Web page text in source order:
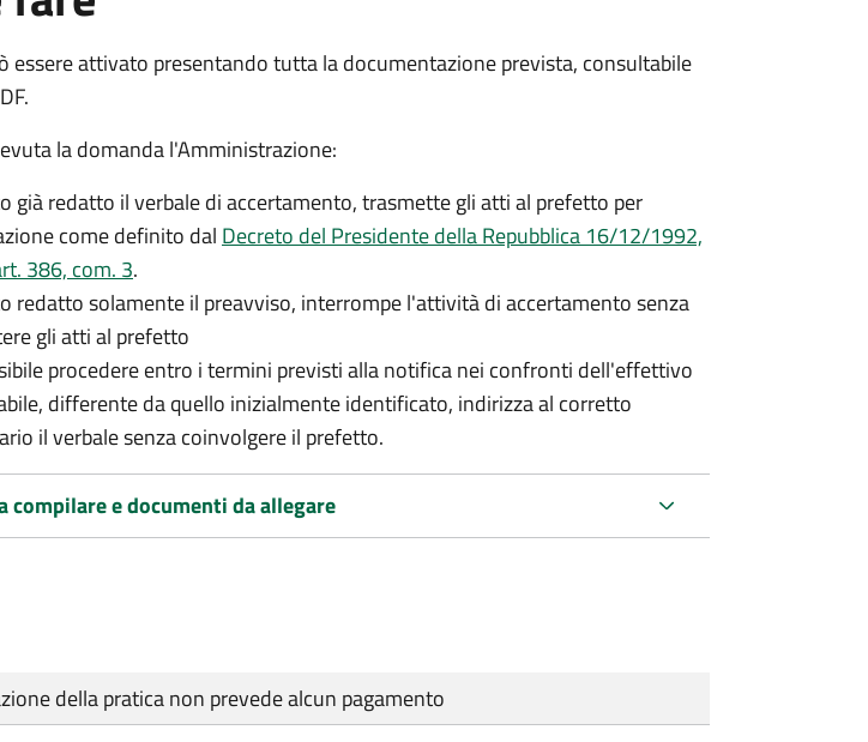
essere attivato presentando tutta la documentazione prevista, consultabile
la domanda l'Amministrazione:
già redatto il verbale di accertamento, trasmette gli atti al prefetto per
come definito dal Decreto del Presidente della Repubblica 16/12/1992,
386, com. 3.
redatto solamente il preavviso, interrompe l'attività di accertamento senza
gli atti al prefetto
procedere entro i termini previsti alla notifica nei confronti dell'effettivo
differente da quello inizialmente identificato, indirizza al corretto
il verbale senza coinvolgere il prefetto.
compilare e documenti da allegare
della pratica non prevede alcun pagamento